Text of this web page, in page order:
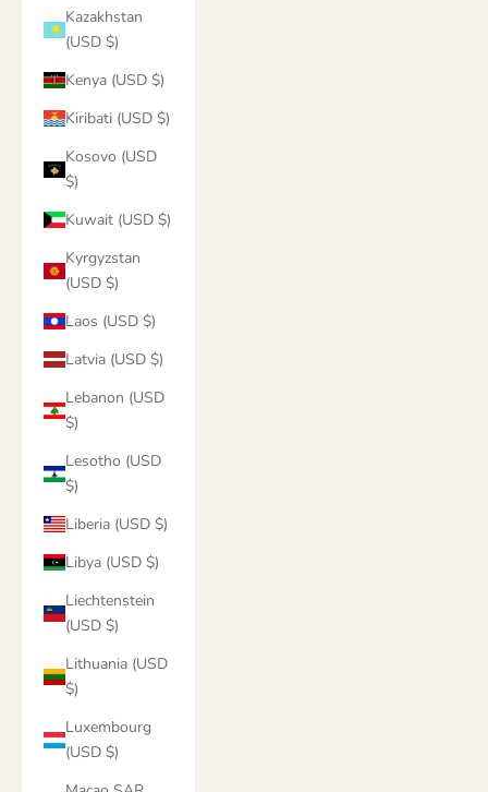
Kazakhstan
(USD $)
Kenya (USD $)
Kiribati (USD $)
Kosovo (USD
$)
Kuwait (USD $)
Kyrgyzstan
(USD $)
Laos (USD $)
Latvia (USD $)
Lebanon (USD
$)
Lesotho (USD
$)
Liberia (USD $)
Libya (USD $)
Liechtenstein
(USD $)
Lithuania (USD
$)
Luxembourg
(USD $)